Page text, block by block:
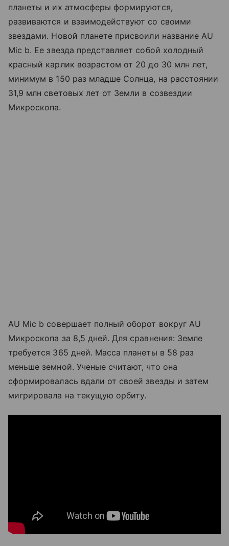
планеты и их атмосферы формируются,
развиваются и взаимодействуют со своими
звездами. Новой планете присвоили название AU
Mic b. Ее звезда представляет собой холодный
красный карлик возрастом от 20 до 30 млн лет,
минимум в 150 раз младше Солнца, на расстоянии
31,9 млн световых лет от Земли в созвездии
Микроскопа.
AU Mic b совершает полный оборот вокруг AU
Микроскопа за 8,5 дней. Для сравнения: Земле
требуется 365 дней. Масса планеты в 58 раз
меньше земной. Ученые считают, что она
сформировалась вдали от своей звезды и затем
мигрировала на текущую орбиту.